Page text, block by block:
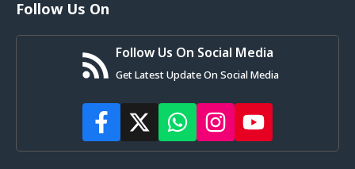
Follow Us On
Follow Us On Social Media
Get Latest Update On Social Media